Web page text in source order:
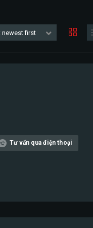
newest first
Tư vấn qua điện thoại